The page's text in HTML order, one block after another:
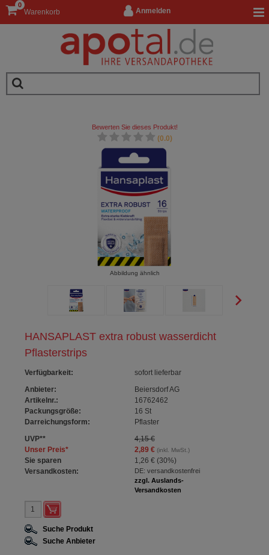
Anmelden
Warenkorb
0
HANSAPLAST extra robust wasserdicht
Pflasterstrips
Verfügbarkeit:
sofort lieferbar
Anbieter:
Beiersdorf AG
Artikelnr.:
16762462
Packungsgröße:
16 St
Darreichungsform:
Pflaster
UVP**
4,15 €
Unser Preis* 2,89 €(inkl. MwSt.)
Sie sparen 1,26 € (30%)
Versandkosten:
DE: versandkostenfrei
zzgl. Auslands-
Versandkosten
Bewerten Sie dieses Produkt!
(0.0)
Abbildung ähnlich
Suche Produkt
Suche Anbieter